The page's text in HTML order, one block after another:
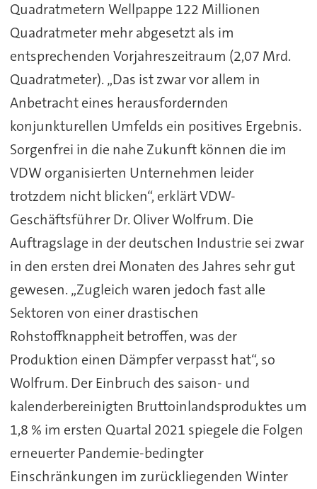
Quadratmetern Wellpappe 122 Millionen
Quadratmeter mehr abgesetzt als im
entsprechenden Vorjahreszeitraum (2,07 Mrd.
Quadratmeter). „Das ist zwar vor allem in
Anbetracht eines herausfordernden
konjunkturellen Umfelds ein positives Ergebnis.
Sorgenfrei in die nahe Zukunft können die im
VDW organisierten Unternehmen leider
trotzdem nicht blicken“, erklärt VDW-
Geschäftsführer Dr. Oliver Wolfrum. Die
Auftragslage in der deutschen Industrie sei zwar
in den ersten drei Monaten des Jahres sehr gut
gewesen. „Zugleich waren jedoch fast alle
Sektoren von einer drastischen
Rohstoffknappheit betroffen, was der
Produktion einen Dämpfer verpasst hat“, so
Wolfrum. Der Einbruch des saison- und
kalenderbereinigten Bruttoinlandsproduktes um
1,8 % im ersten Quartal 2021 spiegele die Folgen
erneuerter Pandemie-bedingter
Einschränkungen im zurückliegenden Winter